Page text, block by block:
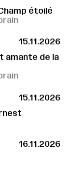
étoilé
15.11.2026
amante de la
15.11.2026
16.11.2026